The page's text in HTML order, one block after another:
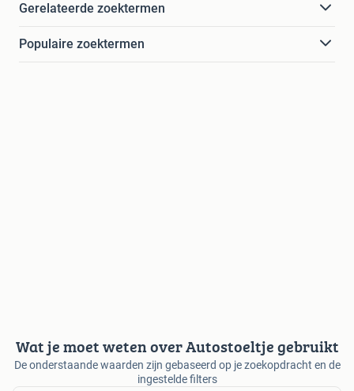
Gerelateerde zoektermen
Populaire zoektermen
Wat je moet weten over Autostoeltje gebruikt
De onderstaande waarden zijn gebaseerd op je zoekopdracht en de
ingestelde filters